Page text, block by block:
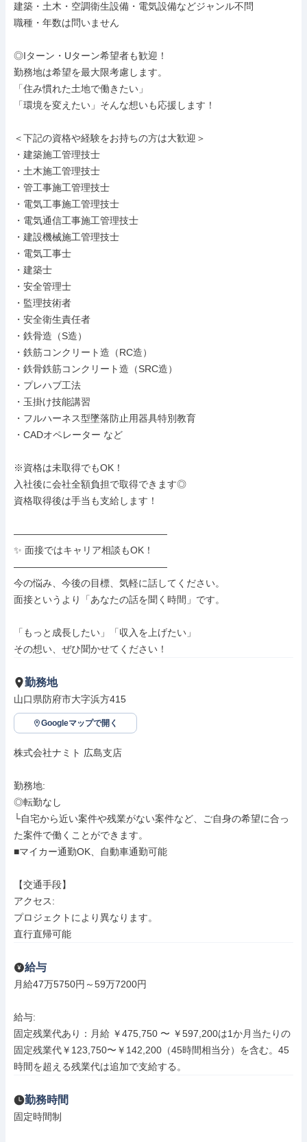
建築・土木・空調衛生設備・電気設備などジャンル不問
職種・年数は問いません
◎Iターン・Uターン希望者も歓迎！
勤務地は希望を最大限考慮します。
「住み慣れた土地で働きたい」
「環境を変えたい」そんな想いも応援します！
＜下記の資格や経験をお持ちの方は大歓迎＞
・建築施工管理技士
・土木施工管理技士
・管工事施工管理技士
・電気工事施工管理技士
・電気通信工事施工管理技士
・建設機械施工管理技士
・電気工事士
・建築士
・安全管理士
・監理技術者
・安全衛生責任者
・鉄骨造（S造）
・鉄筋コンクリート造（RC造）
・鉄骨鉄筋コンクリート造（SRC造）
・プレハブ工法
・玉掛け技能講習
・フルハーネス型墜落防止用器具特別教育
・CADオペレーター など
※資格は未取得でもOK！
入社後に会社全額負担で取得できます◎
資格取得後は手当も支給します！
――――――――――――――――
✨ 面接ではキャリア相談もOK！
――――――――――――――――
今の悩み、今後の目標、気軽に話してください。
面接というより「あなたの話を聞く時間」です。
「もっと成長したい」「収入を上げたい」
その想い、ぜひ聞かせてください！
勤務地
山口県防府市大字浜方415
Googleマップで開く
株式会社ナミト 広島支店
勤務地:
◎転勤なし
└自宅から近い案件や残業がない案件など、ご自身の希望に合っ
た案件で働くことができます。
■マイカー通勤OK、自動車通勤可能
【交通手段】
アクセス:
プロジェクトにより異なります。
直行直帰可能
給与
月給47万5750円～59万7200円
給与:
固定残業代あり：月給 ￥475,750 〜 ￥597,200は1か月当たりの
固定残業代￥123,750〜￥142,200（45時間相当分）を含む。45
時間を超える残業代は追加で支給する。
勤務時間
固定時間制